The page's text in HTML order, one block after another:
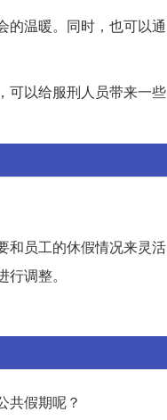
的温暖。同时，也可以通
可以给服刑人员带来一些
和员工的休假情况来灵活
调整。
共假期呢？